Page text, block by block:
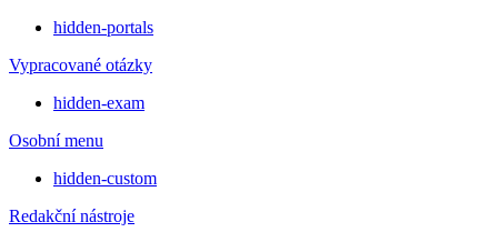
hidden-portals
Vypracované otázky
hidden-exam
Osobní menu
hidden-custom
Redakční nástroje